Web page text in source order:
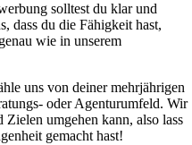
solltest du klar und
dass du die Fähigkeit hast,
wie in unserem
uns von deiner mehrjährigen
oder Agenturumfeld. Wir
umgehen kann, also lass
gemacht hast!